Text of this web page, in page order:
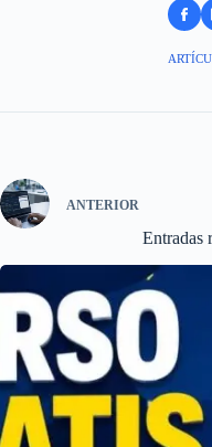
ANTERIOR
Entradas